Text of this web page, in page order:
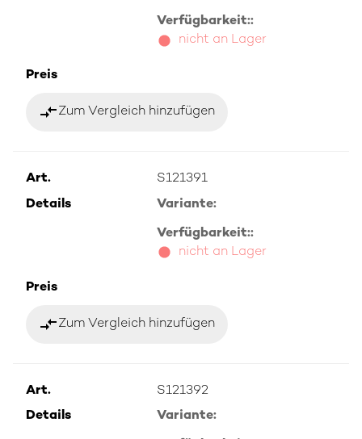
Verfügbarkeit::
nicht an Lager
Preis
compare_arrowsZum Vergleich hinzufügen
Art.
S121391
Details
Variante:
Verfügbarkeit::
nicht an Lager
Preis
compare_arrowsZum Vergleich hinzufügen
Art.
S121392
Details
Variante: